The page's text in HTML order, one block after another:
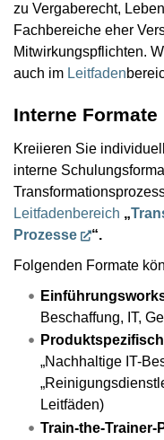
zu Vergaberecht,
Fachbereiche eher
Mitwirkungspflichten.
auch im Leitfaden
Interne Formate
Kreiieren Sie
interne
Leitfadenbereich „
Prozesse
“.
Folgenden Formate
Beschaffung, IT,
„Nachhaltige IT-
Leitfäden)
Train-the-Trainer-